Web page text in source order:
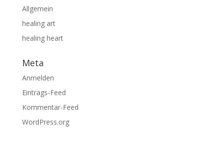
Allgemein
healing art
healing heart
Meta
Anmelden
Eintrags-Feed
Kommentar-Feed
WordPress.org